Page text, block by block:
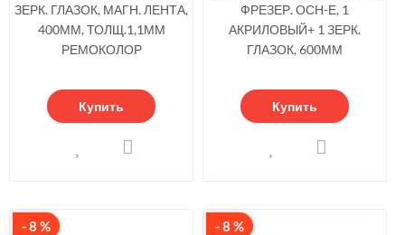
ЗЕРК. ГЛАЗОК, МАГН. ЛЕНТА,
400ММ, ТОЛЩ.1,1ММ
РЕМОКОЛОР
Купить
ФРЕЗЕР. ОСН-Е, 1
АКРИЛОВЫЙ+ 1 ЗЕРК.
ГЛАЗОК, 600ММ
Купить
- 8 % - 8 %